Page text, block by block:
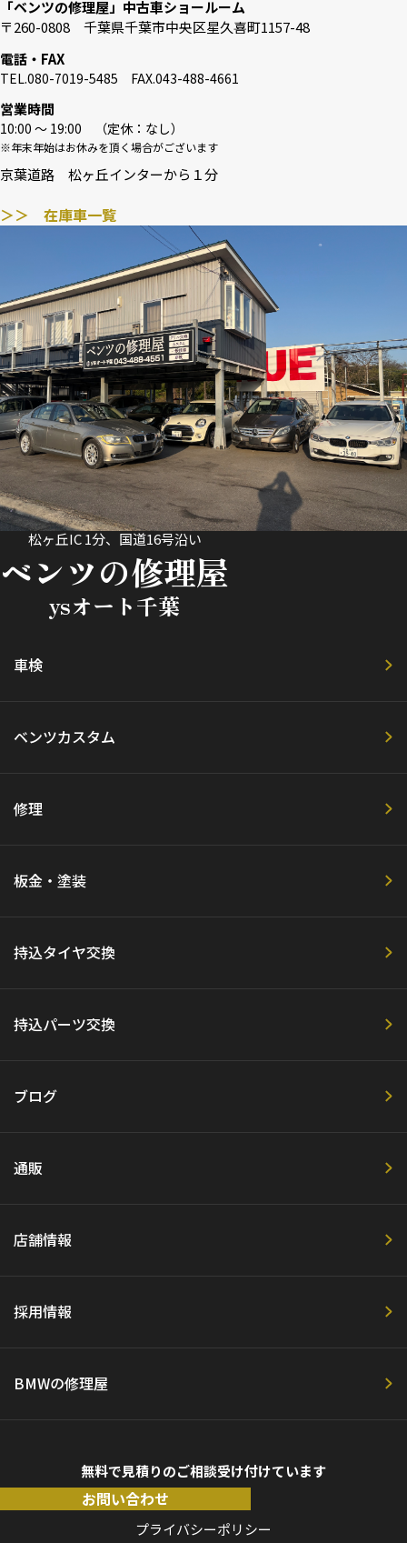
「ベンツの修理屋」中古車ショールーム
〒260-0808 千葉県千葉市中央区星久喜町1157-48
電話・FAX
TEL.080-7019-5485 FAX.043-488-4661
営業時間
10:00 〜 19:00 （定休：なし）
※年末年始はお休みを頂く場合がございます
京葉道路 松ヶ丘インターから１分
＞＞ 在庫車一覧
松ヶ丘IC 1分、国道16号沿い
ベンツの修理屋
ysオート千葉
車検
ベンツカスタム
修理
板金・塗装
持込タイヤ交換
持込パーツ交換
ブログ
通販
店舗情報
採用情報
BMWの修理屋
無料で見積りのご相談受け付けています
お問い合わせ
プライバシーポリシー